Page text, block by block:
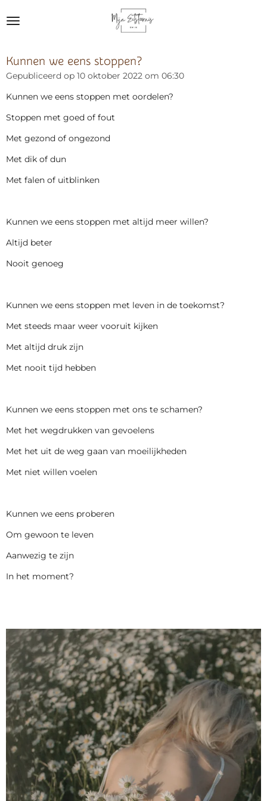
direct
hoofdinhoud
Kunnen we eens stoppen?
Gepubliceerd op 10 oktober 2022 om 06:30
Kunnen we eens stoppen met oordelen?
Stoppen met goed of fout
Met gezond of ongezond
Met dik of dun
Met falen of uitblinken
Kunnen we eens stoppen met altijd meer willen?
Altijd beter
Nooit genoeg
Kunnen we eens stoppen met leven in de toekomst?
Met steeds maar weer vooruit kijken
Met altijd druk zijn
Met nooit tijd hebben
Kunnen we eens stoppen met ons te schamen?
Met het wegdrukken van gevoelens
Met het uit de weg gaan van moeilijkheden
Met niet willen voelen
Kunnen we eens proberen
Om gewoon te leven
Aanwezig te zijn
In het moment?